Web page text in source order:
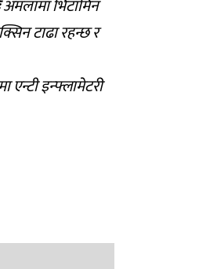
अमलामा भिटामिन
टाढा रहन्छ र
दिन्छ ।
एन्टी इन्फ्लामेटरी